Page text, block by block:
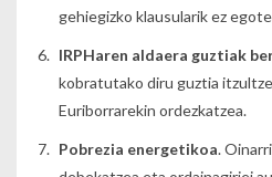
gehiegizko klausularik ez
IRPHaren aldaera guztiak
kobratutako diru guztia
Euriborrarekin ordezkatzea.
Pobrezia energetikoa.